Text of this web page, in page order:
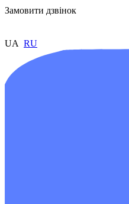
Замовити дзвінок
UA RU